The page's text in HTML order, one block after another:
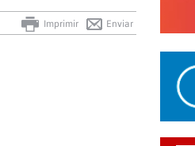
Enviar
Imprimir